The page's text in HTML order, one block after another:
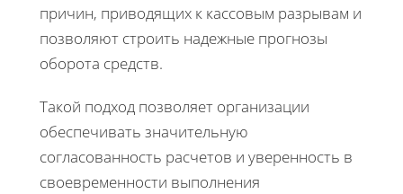
причин, приводящих к кассовым разрывам и
позволяют строить надежные прогнозы
оборота средств.
Такой подход позволяет организации
обеспечивать значительную
согласованность расчетов и уверенность в
своевременности выполнения